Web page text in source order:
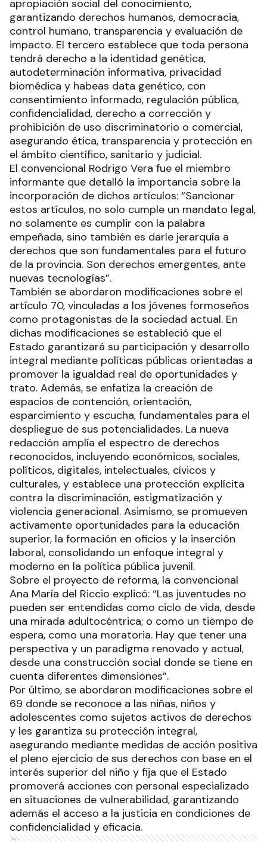
apropiación social del conocimiento,
garantizando derechos humanos, democracia,
control humano, transparencia y evaluación de
impacto. El tercero establece que toda persona
tendrá derecho a la identidad genética,
autodeterminación informativa, privacidad
biomédica y habeas data genético, con
consentimiento informado, regulación pública,
confidencialidad, derecho a corrección y
prohibición de uso discriminatorio o comercial,
asegurando ética, transparencia y protección en
el ámbito científico, sanitario y judicial.
El convencional Rodrigo Vera fue el miembro
informante que detalló la importancia sobre la
incorporación de dichos artículos: “Sancionar
estos artículos, no solo cumple un mandato legal,
no solamente es cumplir con la palabra
empeñada, sino también es darle jerarquía a
derechos que son fundamentales para el futuro
de la provincia. Son derechos emergentes, ante
nuevas tecnologías”.
También se abordaron modificaciones sobre el
artículo 70, vinculadas a los jóvenes formoseños
como protagonistas de la sociedad actual. En
dichas modificaciones se estableció que el
Estado garantizará su participación y desarrollo
integral mediante políticas públicas orientadas a
promover la igualdad real de oportunidades y
trato. Además, se enfatiza la creación de
espacios de contención, orientación,
esparcimiento y escucha, fundamentales para el
despliegue de sus potencialidades. La nueva
redacción amplía el espectro de derechos
reconocidos, incluyendo económicos, sociales,
políticos, digitales, intelectuales, cívicos y
culturales, y establece una protección explícita
contra la discriminación, estigmatización y
violencia generacional. Asimismo, se promueven
activamente oportunidades para la educación
superior, la formación en oficios y la inserción
laboral, consolidando un enfoque integral y
moderno en la política pública juvenil.
Sobre el proyecto de reforma, la convencional
Ana María del Riccio explicó: “Las juventudes no
pueden ser entendidas como ciclo de vida, desde
una mirada adultocéntrica; o como un tiempo de
espera, como una moratoria. Hay que tener una
perspectiva y un paradigma renovado y actual,
desde una construcción social donde se tiene en
cuenta diferentes dimensiones”.
Por último, se abordaron modificaciones sobre el
69 donde se reconoce a las niñas, niños y
adolescentes como sujetos activos de derechos
y les garantiza su protección integral,
asegurando mediante medidas de acción positiva
el pleno ejercicio de sus derechos con base en el
interés superior del niño y fija que el Estado
promoverá acciones con personal especializado
en situaciones de vulnerabilidad, garantizando
además el acceso a la justicia en condiciones de
confidencialidad y eficacia.
Ads